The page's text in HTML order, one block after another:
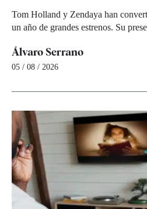
Tom Holland y Zendaya han
un año de grandes estrenos. Su
Álvaro Serrano
05 / 08 / 2026